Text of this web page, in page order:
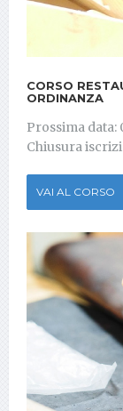
CORSO
ORDINANZA
Prossima data:
Chiusura
VAI AL CORSO